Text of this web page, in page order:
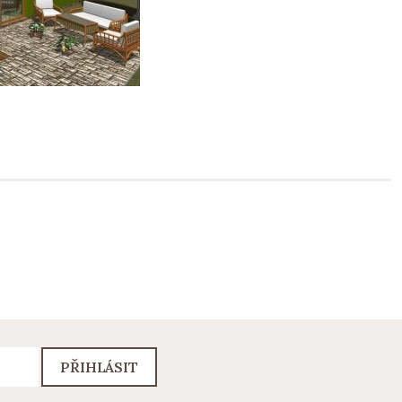
PŘIHLÁSIT